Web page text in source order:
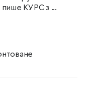
пише КУРС з ...